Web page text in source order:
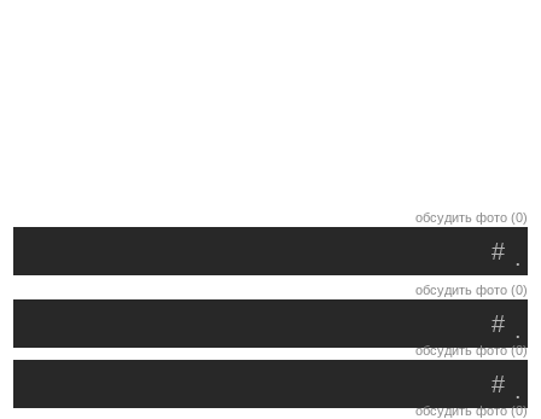
обсудить фото (0)
.
#
обсудить фото (0)
.
#
обсудить фото (0)
.
#
обсудить фото (0)